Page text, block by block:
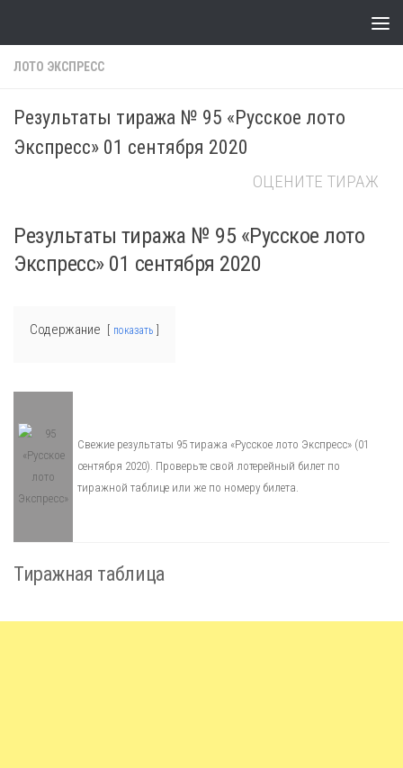
ЛОТО ЭКСПРЕСС
Результаты тиража № 95 «Русское лото
Экспресс» 01 сентября 2020
ОЦЕНИТЕ ТИРАЖ
Результаты тиража № 95 «Русское лото
Экспресс» 01 сентября 2020
Содержание показать
Свежие результаты 95 тиража «Русское лото Экспресс» (01
сентября 2020). Проверьте свой лотерейный билет по
тиражной таблице или же по номеру билета.
Тиражная таблица